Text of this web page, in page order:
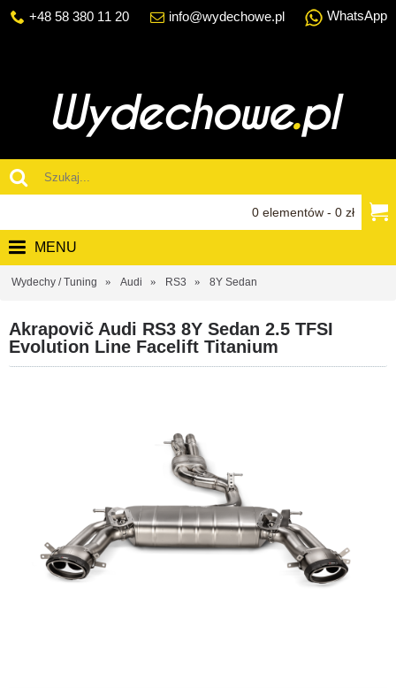
+48 58 380 11 20 info@wydechowe.pl WhatsApp
0 elementów - 0 zł
MENU
Wydechy / Tuning Audi RS3 8Y Sedan
Akrapovič Audi RS3 8Y Sedan 2.5 TFSI
Evolution Line Facelift Titanium